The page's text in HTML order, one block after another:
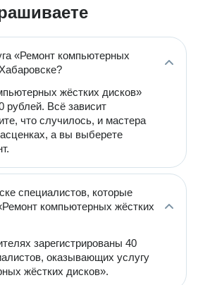
«Ремонт компьютерных
жёстких дисков»
рублей. Всё зависит
что случилось, и мастера
а вы выберете
специалистов, которые
компьютерных жёстких
зарегистрированы 40
оказывающих услугу
жёстких дисков».